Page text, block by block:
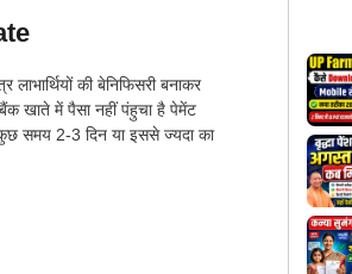
की बेनिफिसरी बनाकर
खाते में पैसा नहीं पंहुचा है पेमेंट
समय 2-3 दिन या इससे ज्यदा का